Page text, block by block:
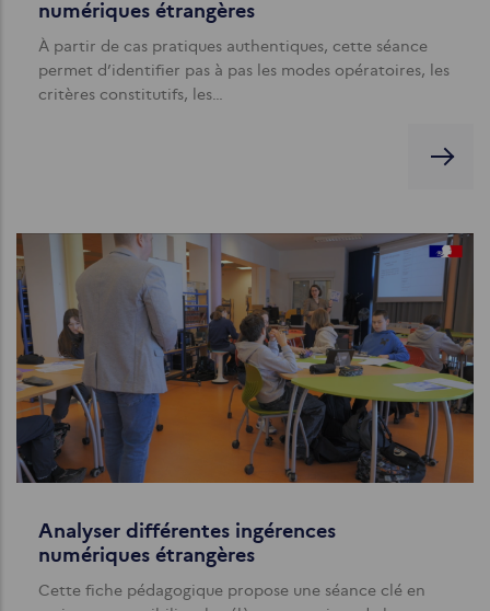
numériques étrangères
À partir de cas pratiques authentiques, cette séance
permet d’identifier pas à pas les modes opératoires, les
critères constitutifs, les…
Analyser différentes ingérences
numériques étrangères
Cette fiche pédagogique propose une séance clé en